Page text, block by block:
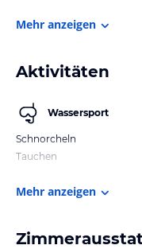
Mehr anzeigen
Aktivitäten
Wassersport
Schnorcheln
Tauchen
Mehr anzeigen